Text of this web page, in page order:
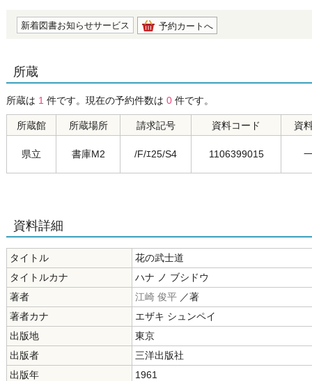
新着図書お知らせサービス 予約カートへ
所蔵
所蔵は 1 件です。現在の予約件数は 0 件です。
所蔵館 所蔵場所 請求記号 資料コード 資
県立 書庫M2 /F/ｴ25/S4 1106399015
資料詳細
タイトル
花の武士道
タイトルカナ
ハナ ノ ブシドウ
著者
江崎 俊平 ／著
著者カナ
エザキ シュンペイ
出版地
東京
出版者
三洋出版社
出版年
1961